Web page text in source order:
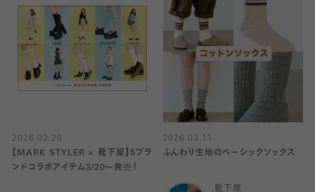
2026.03.20
【MARK STYLER × 靴下屋】5ブラ
ンドコラボアイテム3/20〜発売！
2026.03.11
ふんわり生地のベーシックソックス
靴下屋